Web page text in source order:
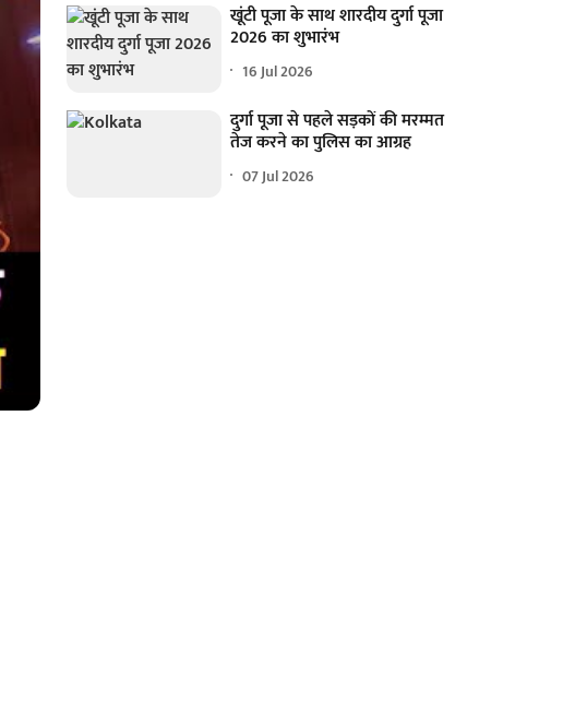
खूंटी पूजा के साथ शारदीय दुर्गा पूजा
2026 का शुभारंभ
16 Jul 2026
दुर्गा पूजा से पहले सड़कों की मरम्मत
तेज करने का पुलिस का आग्रह
07 Jul 2026